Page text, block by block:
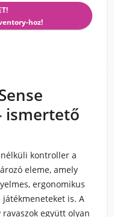
hoz!
ismertető
nélküli kontroller a
eleme, amely
ergonomikus
is. A
együtt olyan